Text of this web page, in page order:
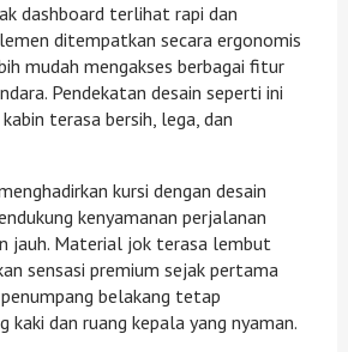
dashboard terlihat rapi dan
ditempatkan secara ergonomis
mudah mengakses berbagai fitur
Pendekatan desain seperti ini
terasa bersih, lega, dan
kursi dengan desain
kenyamanan perjalanan
jauh. Material jok terasa lembut
sensasi premium sejak pertama
belakang tetap
kaki dan ruang kepala yang nyaman.